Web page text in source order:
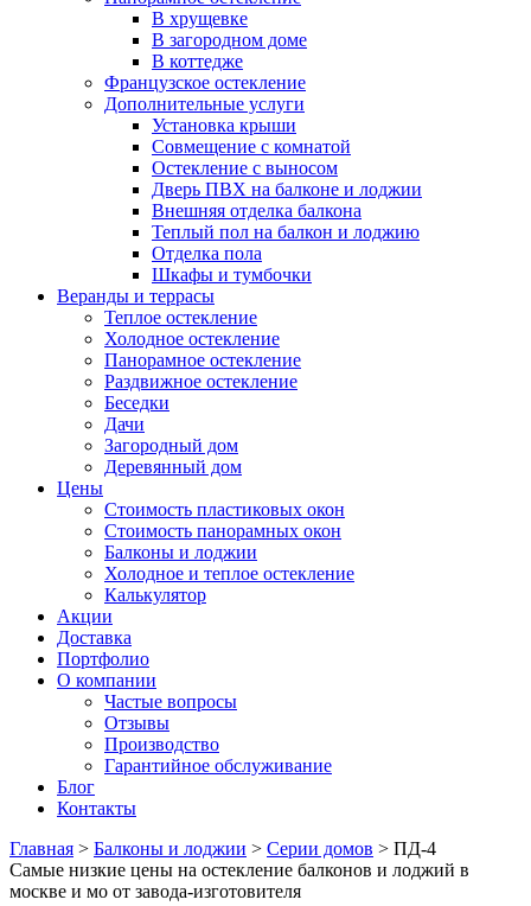
В хрущевке
В загородном доме
В коттедже
Французское остекление
Дополнительные услуги
Установка крыши
Совмещение с комнатой
Остекление с выносом
Дверь ПВХ на балконе и лоджии
Внешняя отделка балкона
Теплый пол на балкон и лоджию
Отделка пола
Шкафы и тумбочки
Веранды и террасы
Теплое остекление
Холодное остекление
Панорамное остекление
Раздвижное остекление
Беседки
Дачи
Загородный дом
Деревянный дом
Цены
Стоимость пластиковых окон
Стоимость панорамных окон
Балконы и лоджии
Холодное и теплое остекление
Калькулятор
Акции
Доставка
Портфолио
О компании
Частые вопросы
Отзывы
Производство
Гарантийное обслуживание
Блог
Контакты
Главная > Балконы и лоджии > Серии домов > ПД-4
Самые низкие цены на остекление балконов и лоджий в
москве и мо от завода-изготовителя